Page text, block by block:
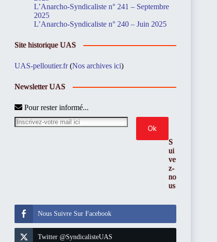
L’Anarcho-Syndicaliste n° 241 – Septembre
2025
L’Anarcho-Syndicaliste n° 240 – Juin 2025
Site historique UAS
UAS-pelloutier.fr(Nos archives ici)
Newsletter UAS
Pour rester informé...
S
ui
ve
z-
no
us
Nous Suivre Sur Facebook
Twitter @SyndicalisteUAS